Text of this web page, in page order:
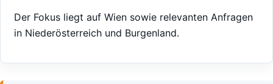
Der Fokus liegt auf Wien sowie relevanten Anfragen
in Niederösterreich und Burgenland.